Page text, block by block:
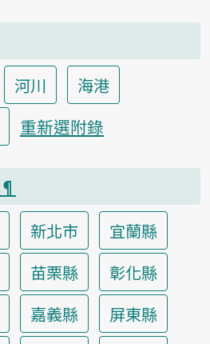
河川
海港
重新選附錄
¶
新北市
宜蘭縣
苗栗縣
彰化縣
嘉義縣
屏東縣